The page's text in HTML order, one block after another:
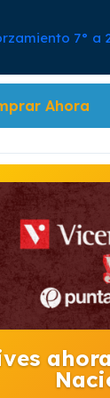
7° a
la
Ahora